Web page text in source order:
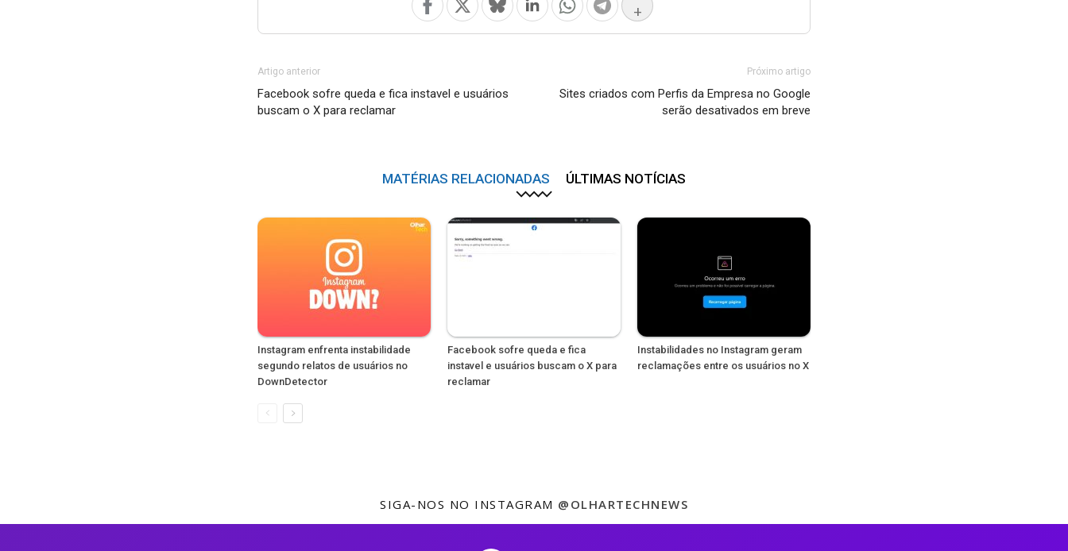
+
Artigo anterior
Facebook sofre queda e fica instavel e usuários
buscam o X para reclamar
Próximo artigo
Sites criados com Perfis da Empresa no Google
serão desativados em breve
MATÉRIAS RELACIONADAS ÚLTIMAS NOTÍCIAS
Instagram enfrenta instabilidade
segundo relatos de usuários no
DownDetector
Facebook sofre queda e fica
instavel e usuários buscam o X para
reclamar
Instabilidades no Instagram geram
reclamações entre os usuários no X
SIGA-NOS NO INSTAGRAM @OLHARTECHNEWS